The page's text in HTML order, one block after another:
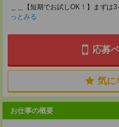
＿＿【短期でお試しOK！】まずは
っとみる
応募
気に
お仕事の概要